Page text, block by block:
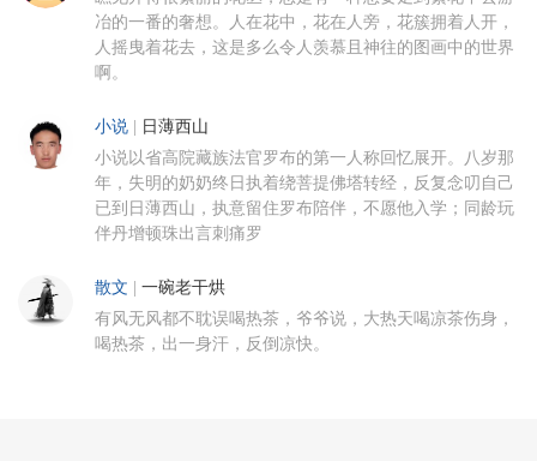
冶的一番的奢想。人在花中，花在人旁，花簇拥着人开，
人摇曳着花去，这是多么令人羡慕且神往的图画中的世界
啊。
小说 | 日薄西山
小说以省高院藏族法官罗布的第一人称回忆展开。八岁那
年，失明的奶奶终日执着绕菩提佛塔转经，反复念叨自己
已到日薄西山，执意留住罗布陪伴，不愿他入学；同龄玩
伴丹增顿珠出言刺痛罗
散文 | 一碗老干烘
有风无风都不耽误喝热茶，爷爷说，大热天喝凉茶伤身，
喝热茶，出一身汗，反倒凉快。